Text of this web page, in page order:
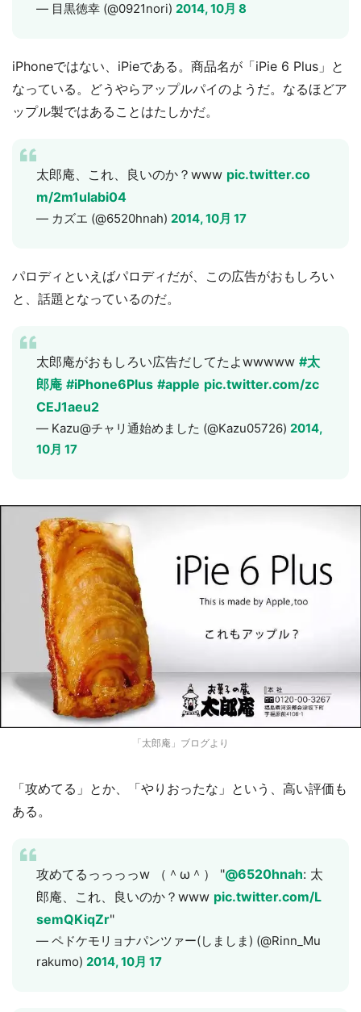
— 目黒徳幸 (@0921nori) 2014, 10月 8
iPhoneではない、iPieである。商品名が「iPie 6 Plus」と
なっている。どうやらアップルパイのようだ。なるほどア
ップル製ではあることはたしかだ。
太郎庵、これ、良いのか？www pic.twitter.co
m/2m1uIabi04
— カズエ (@6520hnah) 2014, 10月 17
パロディといえばパロディだが、この広告がおもしろい
と、話題となっているのだ。
太郎庵がおもしろい広告だしてたよwwwww #太
郎庵 #iPhone6Plus #apple pic.twitter.com/zc
CEJ1aeu2
— Kazu@チャリ通始めました (@Kazu05726) 2014,
10月 17
「太郎庵」ブログより
「攻めてる」とか、「やりおったな」という、高い評価も
ある。
攻めてるっっっっw （＾ω＾） "@6520hnah: 太
郎庵、これ、良いのか？www pic.twitter.com/L
semQKiqZr"
— ペドケモリョナパンツァー(しましま) (@Rinn_Mu
rakumo) 2014, 10月 17